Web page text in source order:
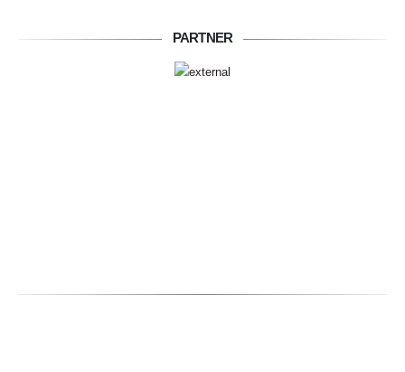
PARTNER